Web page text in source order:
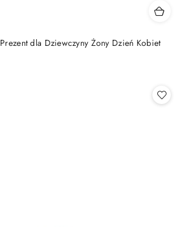
dla Dziewczyny Żony Dzień Kobiet